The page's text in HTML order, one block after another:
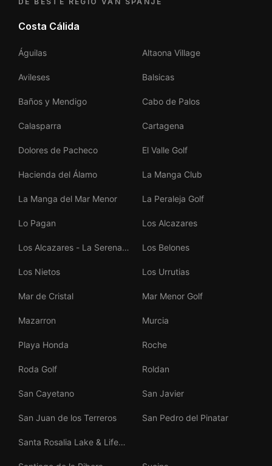
Costa Cálida
Águilas Altaona Village
Avileses Balsicas
Baños y Mendigo Cabo de Palos
Calasparra Cartagena
Dolores de Pacheco El Valle Golf
Hacienda del Álamo La Manga Club
La Manga del Mar Menor La Peraleja Golf
Lo Pagan Los Alcazares
Los Alcazares - La Serena
Los Belones
Los Nietos Los Urrutias
Mar de Cristal Mar Menor Golf
Mazarron Murcia
Playa Honda Roche
Roda Golf Roldan
San Cayetano San Javier
San Juan de los Terreros San Pedro del Pinatar
Santa Rosalia Lake & Life